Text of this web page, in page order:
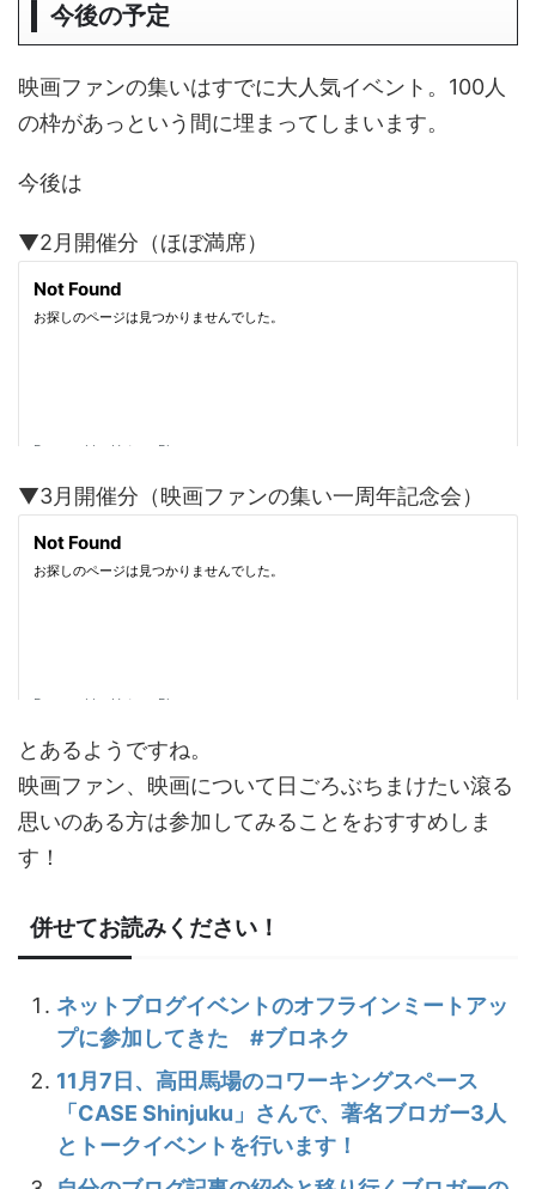
今後の予定
映画ファンの集いはすでに大人気イベント。100人
の枠があっという間に埋まってしまいます。
今後は
▼2月開催分（ほぼ満席）
▼3月開催分（映画ファンの集い一周年記念会）
とあるようですね。
映画ファン、映画について日ごろぶちまけたい滾る
思いのある方は参加してみることをおすすめしま
す！
併せてお読みください！
ネットブログイベントのオフラインミートアッ
プに参加してきた #ブロネク
11月7日、高田馬場のコワーキングスペース
「CASE Shinjuku」さんで、著名ブロガー3人
とトークイベントを行います！